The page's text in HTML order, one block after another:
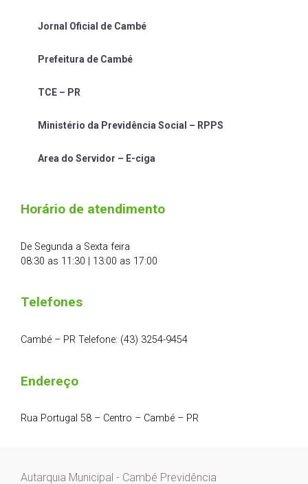
Jornal Oficial de Cambé
Prefeitura de Cambé
TCE – PR
Ministério da Previdência Social – RPPS
Area do Servidor – E-ciga
Horário de atendimento
De Segunda a Sexta feira
08:30 as 11:30 | 13:00 as 17:00
Telefones
Cambé – PR Telefone: (43) 3254-9454
Endereço
Rua Portugal 58 – Centro – Cambé – PR
Autarquia Municipal - Cambé Previdência